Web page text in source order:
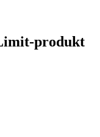
produkt